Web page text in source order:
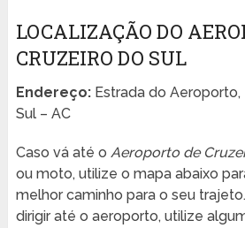
LOCALIZAÇÃO DO
CRUZEIRO DO SUL
Endereço:Estrada do Aeroporto,
Sul – AC
Caso vá até o Aeroporto de
ou moto, utilize o mapa abaixo
melhor caminho para o seu
dirigir até o aeroporto, utilize